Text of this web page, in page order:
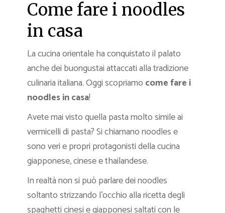
Come fare i noodles
in casa
La cucina orientale ha conquistato il palato
anche dei buongustai attaccati alla tradizione
culinaria italiana. Oggi scopriamo come fare i
noodles in casa!
Avete mai visto quella pasta molto simile ai
vermicelli di pasta? Si chiamano noodles e
sono veri e propri protagonisti della cucina
giapponese, cinese e thailandese.
In realtà non si può parlare dei noodles
soltanto strizzando l’occhio alla ricetta degli
spaghetti cinesi e giapponesi saltati con le